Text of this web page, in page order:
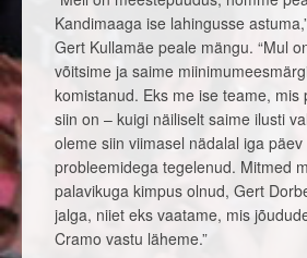
Kandimaaga ise lahingusse
Gert Kullamäe peale mängu. “Mul
võitsime ja saime
komistanud. Eks me ise teame, mis
siin on – kuigi näiliselt saime ilusti
oleme siin viimasel nädalal iga
probleemidega tegelenud. Mitmed
palavikuga kimpus olnud, Gert
jalga, niiet eks vaatame, mis
Cramo vastu läheme.”